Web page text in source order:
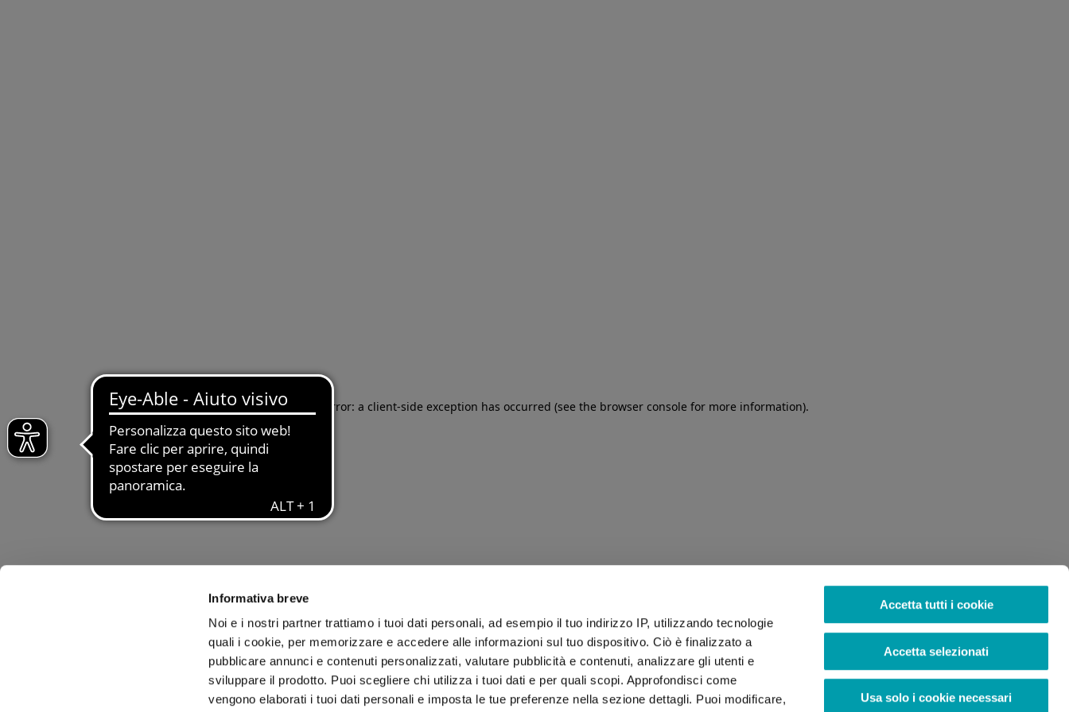
Informativa breve
Noi e i nostri partner trattiamo i tuoi dati personali, ad esempio il tuo indirizzo IP, utilizzando tecnologie
quali i cookie, per memorizzare e accedere alle informazioni sul tuo dispositivo. Ciò è finalizzato a
pubblicare annunci e contenuti personalizzati, valutare pubblicità e contenuti, analizzare gli utenti e
sviluppare il prodotto. Puoi scegliere chi utilizza i tuoi dati e per quali scopi. Approfondisci come
vengono elaborati i tuoi dati personali e imposta le tue preferenze nella sezione dettagli. Puoi modificare,
Accetta tutti i cookie
Accetta selezionati
Usa solo i cookie necessari
Application error: a client-side exception has occurred (see the browser console for more information).